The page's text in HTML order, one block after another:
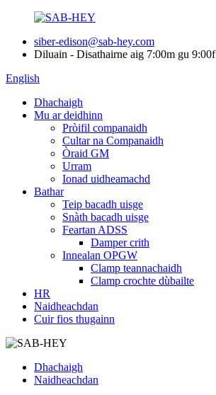
siber-edison@sab-hey.com
Diluain - Disathairne aig 7:00m gu 9:00f
English
Dhachaigh
Mu ar deidhinn
Pròifil companaidh
Cultar na Companaidh
Òraid GM
Urram
Ionad uidheamachd
Bathar
Teip bacadh uisge
Snàth bacadh uisge
Feartan ADSS
Damper crith
Innealan OPGW
Clamp teannachaidh
Clamp crochte dùbailte
HR
Naidheachdan
Cuir fios thugainn
Dhachaigh
Naidheachdan